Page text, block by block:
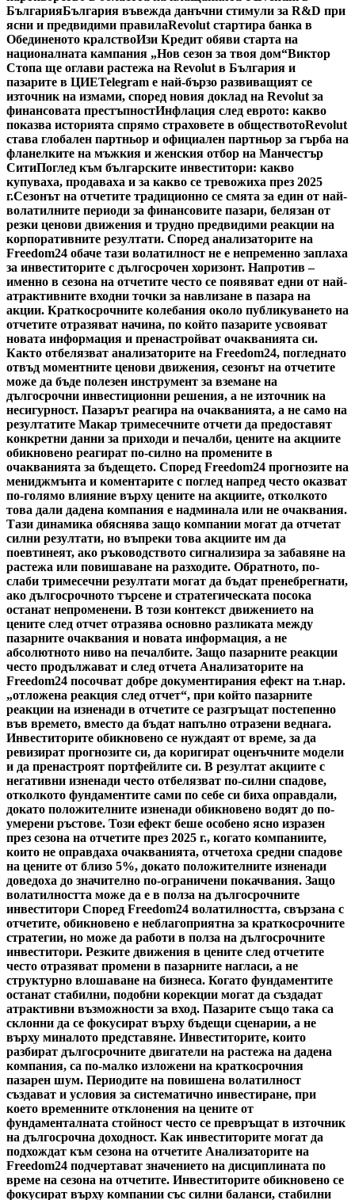
БългарияБългария въвежда данъчни стимули за R&D при
ясни и предвидими правилаRevolut стартира банка в
Обединеното кралствоИзи Кредит обяви старта на
националната кампания „Нов сезон за твоя дом“Виктор
Стопа ще оглави растежа на Revolut в България и
пазарите в ЦИЕTelegram е най-бързо развиващият се
източник на измами, според новия доклад на Revolut за
финансовата престъпностИнфлация след еврото: какво
показва историята спрямо страховете в обществотоRevolut
става глобален партньор и официален партньор за гърба на
фланелките на мъжкия и женския отбор на Манчестър
СитиПоглед към българските инвеститори: какво
купуваха, продаваха и за какво се тревожиха през 2025
г.Сезонът на отчетите традиционно се смята за един от най-
волатилните периоди за финансовите пазари, белязан от
резки ценови движения и трудно предвидими реакции на
корпоративните резултати. Според анализаторите на
Freedom24 обаче тази волатилност не е непременно заплаха
за инвеститорите с дългосрочен хоризонт. Напротив –
именно в сезона на отчетите често се появяват едни от най-
атрактивните входни точки за навлизане в пазара на
акции. Краткосрочните колебания около публикуването на
отчетите отразяват начина, по който пазарите усвояват
новата информация и пренастройват очакванията си.
Както отбелязват анализаторите на Freedom24, погледнато
отвъд моментните ценови движения, сезонът на отчетите
може да бъде полезен инструмент за вземане на
дългосрочни инвестиционни решения, а не източник на
несигурност. Пазарът реагира на очакванията, а не само на
резултатите Макар тримесечните отчети да предоставят
конкретни данни за приходи и печалби, цените на акциите
обикновено реагират по-силно на промените в
очакванията за бъдещето. Според Freedom24 прогнозите на
мениджмънта и коментарите с поглед напред често оказват
по-голямо влияние върху цените на акциите, отколкото
това дали дадена компания е надминала или не очаквания.
Тази динамика обяснява защо компании могат да отчетат
силни резултати, но въпреки това акциите им да
поевтинеят, ако ръководството сигнализира за забавяне на
растежа или повишаване на разходите. Обратното, по-
слаби тримесечни резултати могат да бъдат пренебрегнати,
ако дългосрочното търсене и стратегическата посока
останат непроменени. В този контекст движението на
цените след отчет отразява основно разликата между
пазарните очаквания и новата информация, а не
абсолютното ниво на печалбите. Защо пазарните реакции
често продължават и след отчета Анализаторите на
Freedom24 посочват добре документирания ефект на т.нар.
„отложена реакция след отчет“, при който пазарните
реакции на изненади в отчетите се разгръщат постепенно
във времето, вместо да бъдат напълно отразени веднага.
Инвеститорите обикновено се нуждаят от време, за да
ревизират прогнозите си, да коригират оценъчните модели
и да пренастроят портфейлите си. В резултат акциите с
негативни изненади често отбелязват по-силни спадове,
отколкото фундаментите сами по себе си биха оправдали,
докато положителните изненади обикновено водят до по-
умерени ръстове. Този ефект беше особено ясно изразен
през сезона на отчетите през 2025 г., когато компаниите,
които не оправдаха очакванията, отчетоха средни спадове
на цените от близо 5%, докато положителните изненади
доведоха до значително по-ограничени покачвания. Защо
волатилността може да е в полза на дългосрочните
инвеститори Според Freedom24 волатилността, свързана с
отчетите, обикновено е неблагоприятна за краткосрочните
стратегии, но може да работи в полза на дългосрочните
инвеститори. Резките движения в цените след отчетите
често отразяват промени в пазарните нагласи, а не
структурно влошаване на бизнеса. Когато фундаментите
останат стабилни, подобни корекции могат да създадат
атрактивни възможности за вход. Пазарите също така са
склонни да се фокусират върху бъдещи сценарии, а не
върху миналото представяне. Инвеститорите, които
разбират дългосрочните двигатели на растежа на дадена
компания, са по-малко изложени на краткосрочния
пазарен шум. Периодите на повишена волатилност
създават и условия за систематично инвестиране, при
което временните отклонения на цените от
фундаменталната стойност често се превръщат в източник
на дългосрочна доходност. Как инвеститорите могат да
подхождат към сезона на отчетите Анализаторите на
Freedom24 подчертават значението на дисциплината по
време на сезона на отчетите. Инвеститорите обикновено се
фокусират върху компании със силни баланси, стабилни